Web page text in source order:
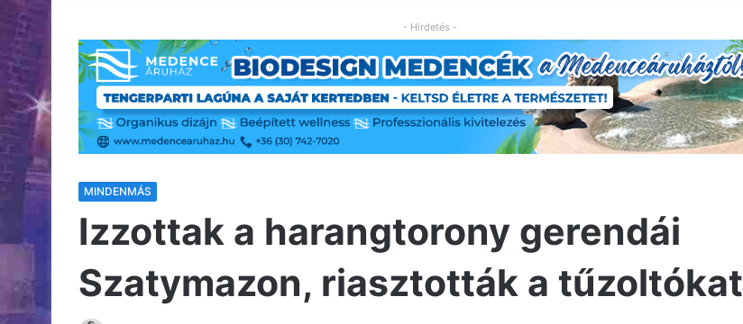
- Hirdetés -
MINDENMÁS
Izzottak a harangtorony gerendái
Szatymazon, riasztották a tűzoltókat